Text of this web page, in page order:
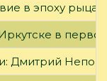
в эпоху
в
Дмитрий